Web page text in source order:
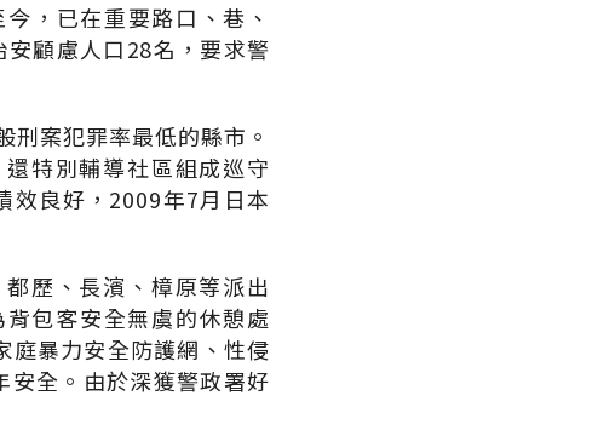
，已在重要路口、巷、
顧慮人口28名，要求警
案犯罪率最低的縣市。
特別輔導社區組成巡守
效良好，2009年7月日本
歷、長濱、樟原等派出
包客安全無虞的休憩處
庭暴力安全防護網、性侵
安全。由於深獲警政署好